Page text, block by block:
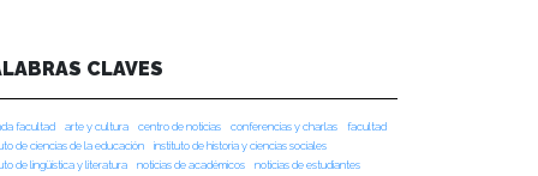
CLAVES
facultad arte y cultura centro de noticias conferencias y charlas
facultad
de ciencias de la educación
instituto de historia y ciencias sociales
de lingüística y literatura
noticias de académicos
noticias de estudiantes